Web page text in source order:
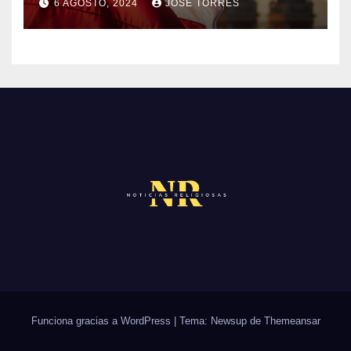
M
6 AGOSTO, 2024 JOSE TORRES
N
Funciona gracias a WordPress Tema: Newsup de Themeansar